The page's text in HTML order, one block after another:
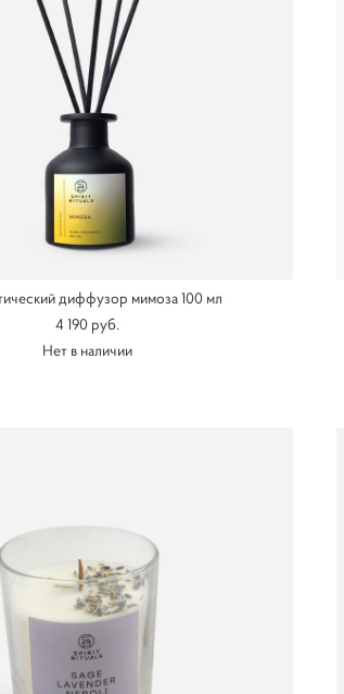
диффузор мимоза 100 мл
4 190 pуб.
Нет в наличии